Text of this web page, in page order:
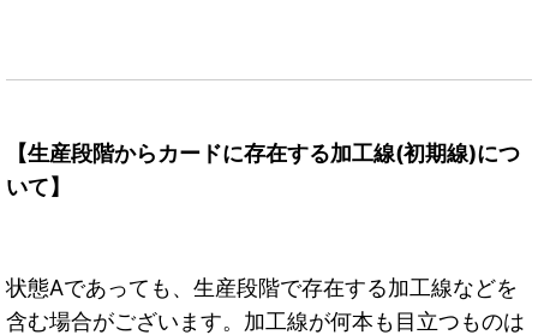
【生産段階からカードに存在する加工線(初期線)につ
いて】
状態Aであっても、生産段階で存在する加工線などを
含む場合がございます。加工線が何本も目立つものは